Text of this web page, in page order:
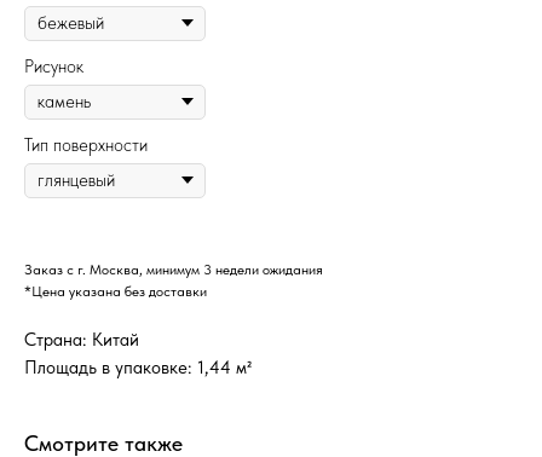
Рисунок
Тип поверхности
Заказ с г. Москва, минимум 3 недели ожидания
*Цена указана без доставки
Страна: Китай
Площадь в упаковке: 1,44 м²
Смотрите также